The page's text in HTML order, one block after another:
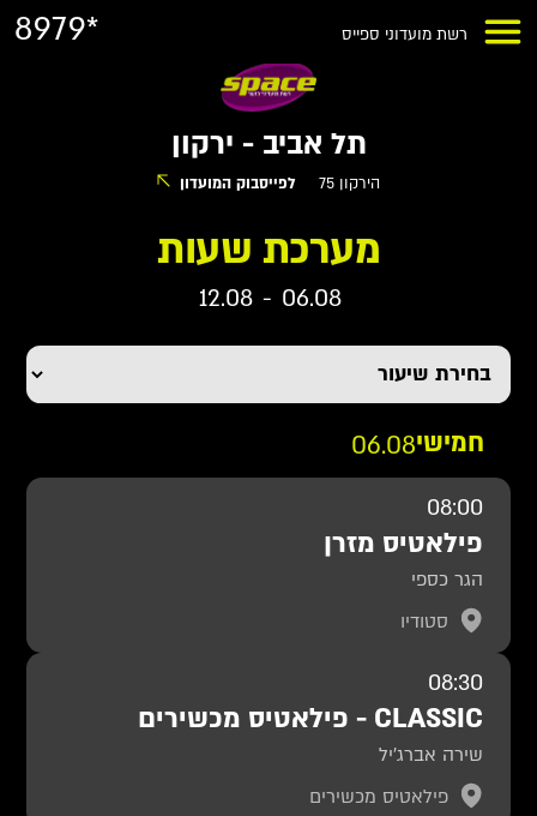
רשת מועדוני ספייס 8979*
תל אביב - ירקון
הירקון 75 לפייסבוק המועדון
מערכת שעות
06.08
-
12.08
חמישי06.08
08:00
פילאטיס מזרן
הגר כספי
סטודיו
08:30
CLASSIC - פילאטיס מכשירים
שירה אברג'יל
פילאטיס מכשירים